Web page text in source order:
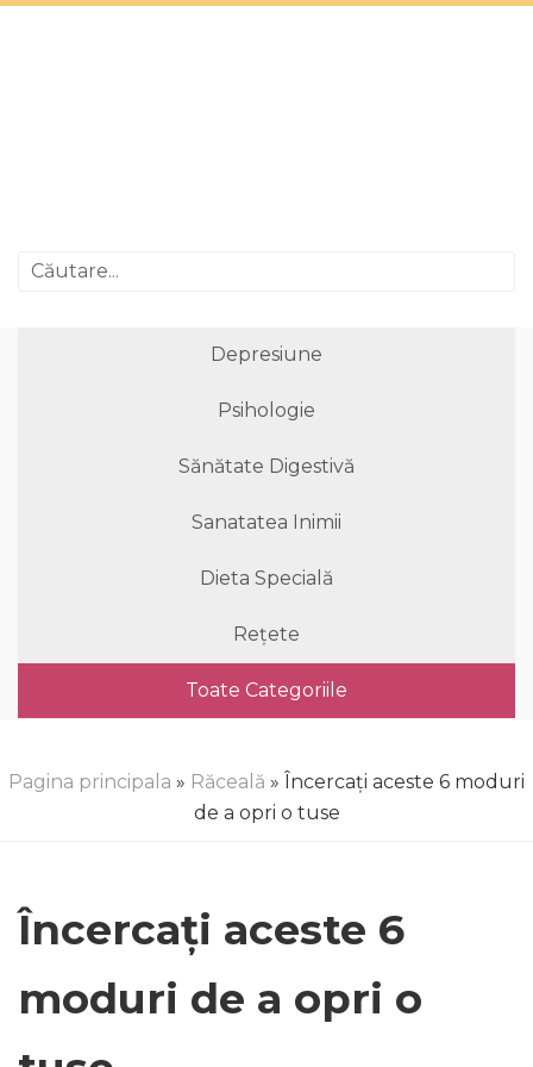
Depresiune
Psihologie
Sănătate Digestivă
Sanatatea Inimii
Dieta Specială
Rețete
Toate Categoriile
Pagina principala » Răceală » Încercați aceste 6 moduri
de a opri o tuse
Încercați aceste 6
moduri de a opri o